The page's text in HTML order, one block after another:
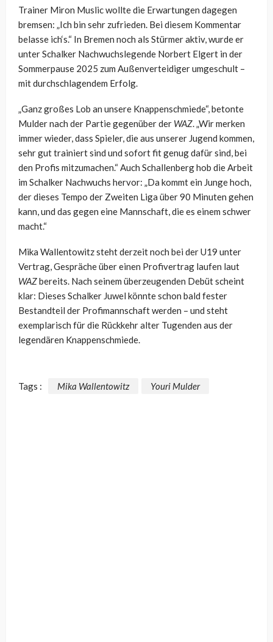
Trainer Miron Muslic wollte die Erwartungen dagegen
bremsen: „Ich bin sehr zufrieden. Bei diesem Kommentar
belasse ich‘s.“ In Bremen noch als Stürmer aktiv, wurde er
unter Schalker Nachwuchslegende Norbert Elgert in der
Sommerpause 2025 zum Außenverteidiger umgeschult –
mit durchschlagendem Erfolg.
„Ganz großes Lob an unsere Knappenschmiede“, betonte
Mulder nach der Partie gegenüber der WAZ. „Wir merken
immer wieder, dass Spieler, die aus unserer Jugend kommen,
sehr gut trainiert sind und sofort fit genug dafür sind, bei
den Profis mitzumachen.“ Auch Schallenberg hob die Arbeit
im Schalker Nachwuchs hervor: „Da kommt ein Junge hoch,
der dieses Tempo der Zweiten Liga über 90 Minuten gehen
kann, und das gegen eine Mannschaft, die es einem schwer
macht.“
Mika Wallentowitz steht derzeit noch bei der U19 unter
Vertrag, Gespräche über einen Profivertrag laufen laut
WAZbereits. Nach seinem überzeugenden Debüt scheint
klar: Dieses Schalker Juwel könnte schon bald fester
Bestandteil der Profimannschaft werden – und steht
exemplarisch für die Rückkehr alter Tugenden aus der
legendären Knappenschmiede.
Tags : Mika Wallentowitz Youri Mulder